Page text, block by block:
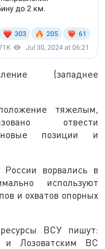
(западнее
тяжелым,
отвести
позиции и
ворвались в
используют
и охватов опорных
ресурсы ВСУ пишут:
и Лозоватским ВС